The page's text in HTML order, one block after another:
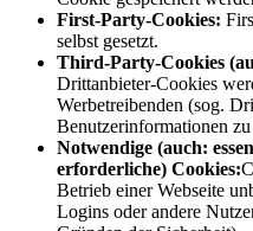
First-Party-Cookies:
selbst gesetzt.
Third-Party-Cookies
Drittanbieter-Cookies
Werbetreibenden (sog.
Benutzerinformationen
Notwendige (auch:
erforderliche) Cookies:
Betrieb einer Webseite
Logins oder andere